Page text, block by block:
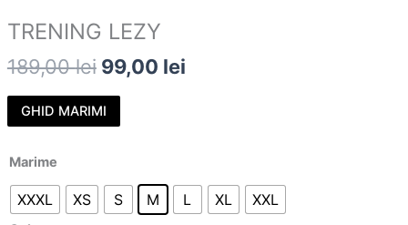
TRENING LEZY
189,00lei 99,00 lei
GHID MARIMI
Marime
XXXL XS S M L XL XXL